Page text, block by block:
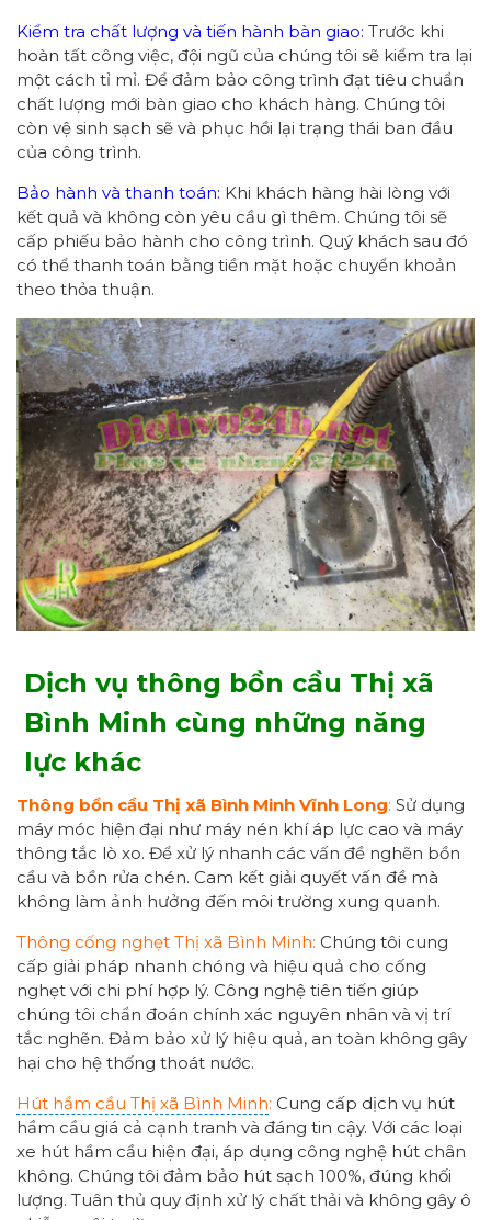
Kiểm tra chất lượng và tiến hành bàn giao: Trước khi
hoàn tất công việc, đội ngũ của chúng tôi sẽ kiểm tra lại
một cách tỉ mỉ. Để đảm bảo công trình đạt tiêu chuẩn
chất lượng mới bàn giao cho khách hàng. Chúng tôi
còn vệ sinh sạch sẽ và phục hồi lại trạng thái ban đầu
của công trình.
Bảo hành và thanh toán: Khi khách hàng hài lòng với
kết quả và không còn yêu cầu gì thêm. Chúng tôi sẽ
cấp phiếu bảo hành cho công trình. Quý khách sau đó
có thể thanh toán bằng tiền mặt hoặc chuyển khoản
theo thỏa thuận.
Dịch vụ thông bồn cầu Thị xã
Bình Minh cùng những năng
lực khác
Thông bồn cầu Thị xã Bình Minh Vĩnh Long: Sử dụng
máy móc hiện đại như máy nén khí áp lực cao và máy
thông tắc lò xo. Để xử lý nhanh các vấn đề nghẽn bồn
cầu và bồn rửa chén. Cam kết giải quyết vấn đề mà
không làm ảnh hưởng đến môi trường xung quanh.
Thông cống nghẹt Thị xã Bình Minh: Chúng tôi cung
cấp giải pháp nhanh chóng và hiệu quả cho cống
nghẹt với chi phí hợp lý. Công nghệ tiên tiến giúp
chúng tôi chẩn đoán chính xác nguyên nhân và vị trí
tắc nghẽn. Đảm bảo xử lý hiệu quả, an toàn không gây
hại cho hệ thống thoát nước.
Hút hầm cầu Thị xã Bình Minh: Cung cấp dịch vụ hút
hầm cầu giá cả cạnh tranh và đáng tin cậy. Với các loại
xe hút hầm cầu hiện đại, áp dụng công nghệ hút chân
không. Chúng tôi đảm bảo hút sạch 100%, đúng khối
lượng. Tuân thủ quy định xử lý chất thải và không gây ô